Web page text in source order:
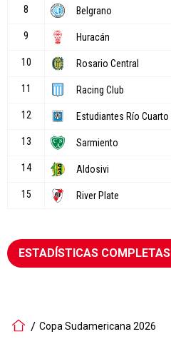
ESTADÍSTICAS COMPLETAS
Copa Sudamericana 2026